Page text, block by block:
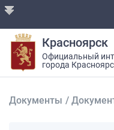
Красноярск
Официальный
города
Документы /